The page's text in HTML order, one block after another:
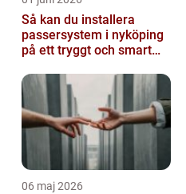
Så kan du installera
passersystem i nyköping
på ett tryggt och smart
06 maj 2026